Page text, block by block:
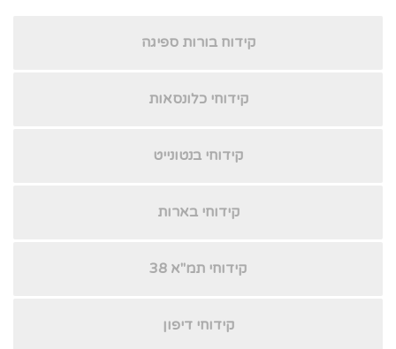
קידוח בורות ספיגה
קידוחי כלונסאות
קידוחי בנטונייט
קידוחי בארות
קידוחי תמ"א 38
קידוחי דיפון